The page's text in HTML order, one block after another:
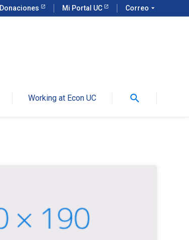
Donaciones Mi Portal UC Correo arrow_drop_down
Working at Econ UC search